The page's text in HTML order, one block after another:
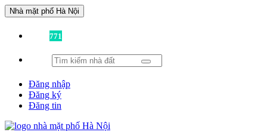
Nhà mặt phố Hà Nội
771
Đăng nhập
Đăng ký
Đăng tin